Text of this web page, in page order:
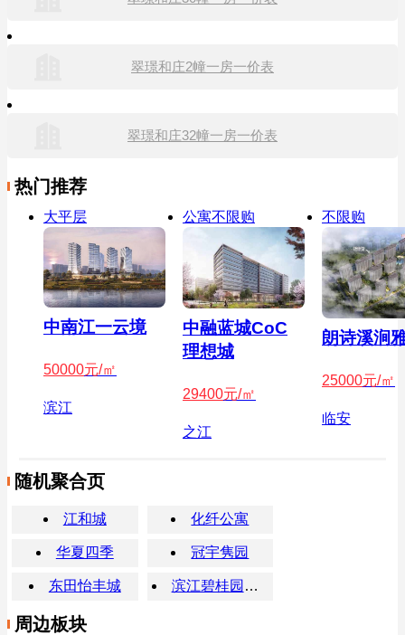
翠璟和庄2幢一房一价表
翠璟和庄32幢一房一价表
热门推荐
大平层
中南江一云境
50000元/㎡
滨江
公寓不限购
中融蓝城CoC
理想城
29400元/㎡
之江
不限购
朗诗溪涧
25000元/㎡
临安
随机聚合页
江和城 化纤公寓
华夏四季 冠宇隽园
东田怡丰城 滨江碧桂园翡翠江南
周边板块